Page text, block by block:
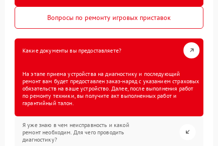
Вопросы по ремонту игровых приставок
Какие документы вы предоставляете?
На этапе приема устройства на диагностику и последующий
ремонт вам будет предоставлен заказ-наряд с указанием страховых
обязательств на ваше устройство. Далее, после выполнения работ
по ремонту техники, вы получите акт выполненных работ и
гарантийный талон.
Я уже знаю в чем неисправность и какой
ремонт необходим. Для чего проводить
диагностику?